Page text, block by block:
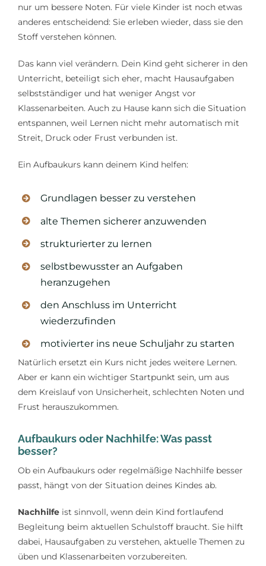
nur um bessere Noten. Für viele Kinder ist noch etwas
anderes entscheidend: Sie erleben wieder, dass sie den
Stoff verstehen können.
Das kann viel verändern. Dein Kind geht sicherer in den
Unterricht, beteiligt sich eher, macht Hausaufgaben
selbstständiger und hat weniger Angst vor
Klassenarbeiten. Auch zu Hause kann sich die Situation
entspannen, weil Lernen nicht mehr automatisch mit
Streit, Druck oder Frust verbunden ist.
Ein Aufbaukurs kann deinem Kind helfen:
Grundlagen besser zu verstehen
alte Themen sicherer anzuwenden
strukturierter zu lernen
selbstbewusster an Aufgaben
heranzugehen
den Anschluss im Unterricht
wiederzufinden
motivierter ins neue Schuljahr zu starten
Natürlich ersetzt ein Kurs nicht jedes weitere Lernen.
Aber er kann ein wichtiger Startpunkt sein, um aus
dem Kreislauf von Unsicherheit, schlechten Noten und
Frust herauszukommen.
Aufbaukurs oder Nachhilfe: Was passt
besser?
Ob ein Aufbaukurs oder regelmäßige Nachhilfe besser
passt, hängt von der Situation deines Kindes ab.
Nachhilfeist sinnvoll, wenn dein Kind fortlaufend
Begleitung beim aktuellen Schulstoff braucht. Sie hilft
dabei, Hausaufgaben zu verstehen, aktuelle Themen zu
üben und Klassenarbeiten vorzubereiten.